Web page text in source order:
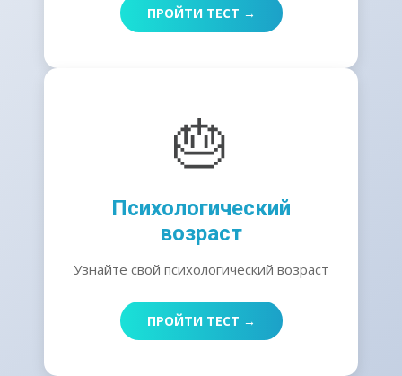
ПРОЙТИ ТЕСТ →
🎂
Психологический
возраст
Узнайте свой психологический возраст
ПРОЙТИ ТЕСТ →